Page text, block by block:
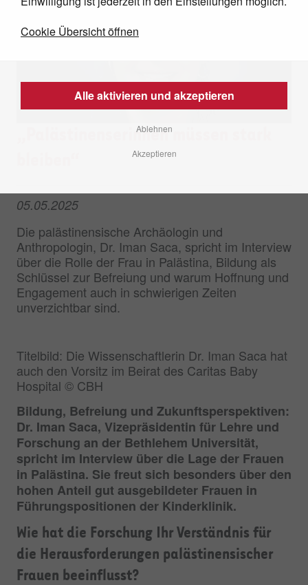
„Palästinenserinnen müssen stark
05.05.2025
Die palästinensische Archäologin und
Anthropologin, Dr. Iman Saca, spricht im Interview
über die Rolle der Frau in Palästina, Bildung als
Schlüssel zur Befreiung und warum Hoffnung und
Engagement auch in schwierigen Zeiten
unverzichtbar sind.
Titelbild: Die Wissenschaftlerin Dr. Iman Saca hat
auch den Vorsitz im Beirat des Caritas Baby
Hospital © CBH
Bildung, Befreiung und Zukunftsperspektiven:
Dr. Iman Saca, Vizepräsidentin für Lehre und
Forschung an der Bethlehem Universität,
spricht im Interview über die Lage der Frauen
in Palästina. Sie freut sich besonders über den
hohen Anteil gut ausgebildeter Frauen in
Führungspositionen der Kinderklinik.
Wie hat die Forschung Ihr Verständnis für
die Herausforderungen palästinensischer
Frauen beeinflusst?
Cookie Übersicht öffnen
Ablehnen
Akzeptieren
Alle aktivieren und akzeptieren